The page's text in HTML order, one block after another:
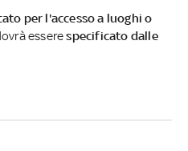
per l'accesso a luoghi o
esserespecificato dalle